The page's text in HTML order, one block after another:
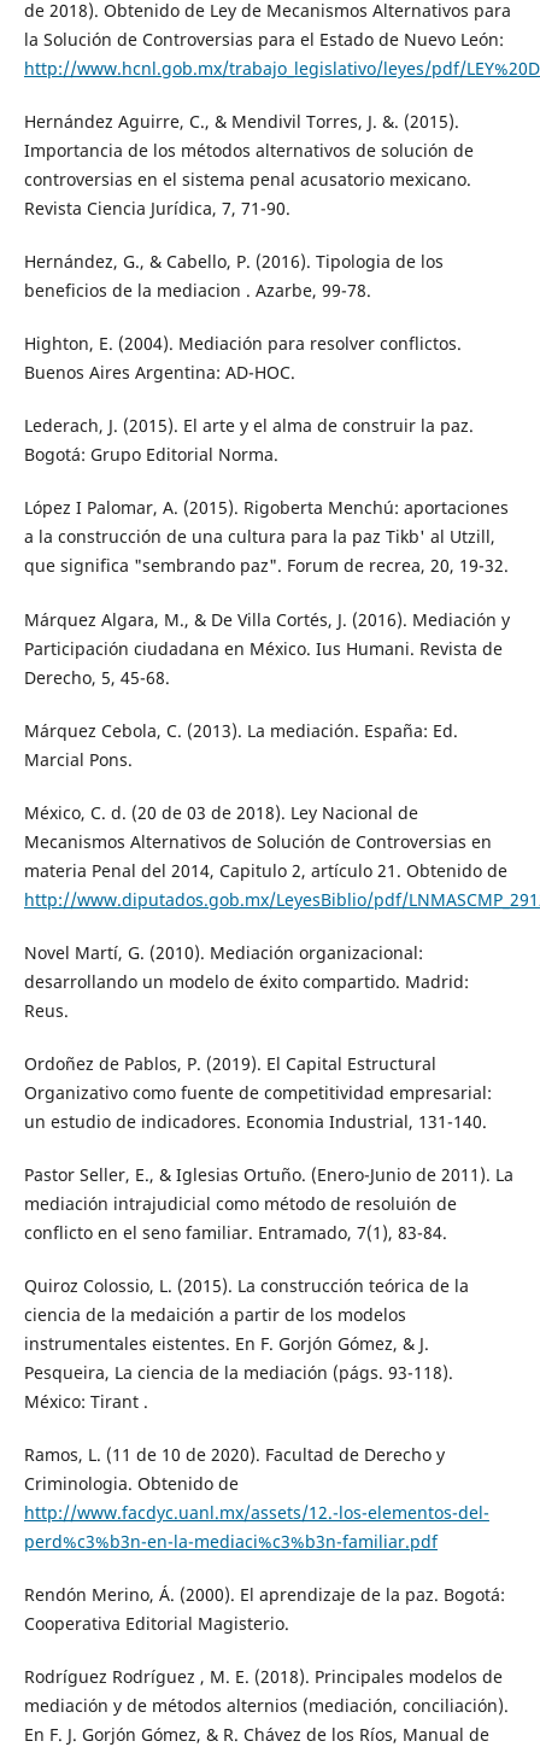
de 2018). Obtenido de Ley de Mecanismos Alternativos para
la Solución de Controversias para el Estado de Nuevo León:
http://www.hcnl.gob.mx/trabajo_legislativo/leyes/pdf/
Hernández Aguirre, C., & Mendivil Torres, J. &. (2015).
Importancia de los métodos alternativos de solución de
controversias en el sistema penal acusatorio mexicano.
Revista Ciencia Jurídica, 7, 71-90.
Hernández, G., & Cabello, P. (2016). Tipologia de los
beneficios de la mediacion . Azarbe, 99-78.
Highton, E. (2004). Mediación para resolver conflictos.
Buenos Aires Argentina: AD-HOC.
Lederach, J. (2015). El arte y el alma de construir la paz.
Bogotá: Grupo Editorial Norma.
López I Palomar, A. (2015). Rigoberta Menchú: aportaciones
a la construcción de una cultura para la paz Tikb' al Utzill,
que significa "sembrando paz". Forum de recrea, 20, 19-32.
Márquez Algara, M., & De Villa Cortés, J. (2016). Mediación y
Participación ciudadana en México. Ius Humani. Revista de
Derecho, 5, 45-68.
Márquez Cebola, C. (2013). La mediación. España: Ed.
Marcial Pons.
México, C. d. (20 de 03 de 2018). Ley Nacional de
Mecanismos Alternativos de Solución de Controversias en
materia Penal del 2014, Capitulo 2, artículo 21. Obtenido de
http://www.diputados.gob.mx/LeyesBiblio/pdf/
Novel Martí, G. (2010). Mediación organizacional:
desarrollando un modelo de éxito compartido. Madrid:
Reus.
Ordoñez de Pablos, P. (2019). El Capital Estructural
Organizativo como fuente de competitividad empresarial:
un estudio de indicadores. Economia Industrial, 131-140.
Pastor Seller, E., & Iglesias Ortuño. (Enero-Junio de 2011). La
mediación intrajudicial como método de resoluión de
conflicto en el seno familiar. Entramado, 7(1), 83-84.
Quiroz Colossio, L. (2015). La construcción teórica de la
ciencia de la medaición a partir de los modelos
instrumentales eistentes. En F. Gorjón Gómez, & J.
Pesqueira, La ciencia de la mediación (págs. 93-118).
México: Tirant .
Ramos, L. (11 de 10 de 2020). Facultad de Derecho y
Criminologia. Obtenido de
http://www.facdyc.uanl.mx/assets/12.-los-elementos-del-
perd%c3%b3n-en-la-mediaci%c3%b3n-familiar.pdf
Rendón Merino, Á. (2000). El aprendizaje de la paz. Bogotá:
Cooperativa Editorial Magisterio.
Rodríguez Rodríguez , M. E. (2018). Principales modelos de
mediación y de métodos alternios (mediación, conciliación).
En F. J. Gorjón Gómez, & R. Chávez de los Ríos, Manual de